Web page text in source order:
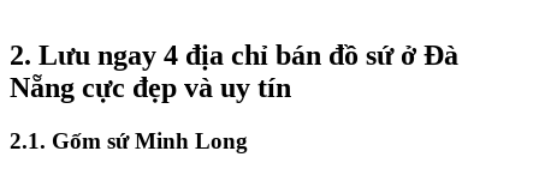
2. Lưu ngay 4 địa chỉ bán đồ sứ ở Đà
Nẵng cực đẹp và uy tín
2.1. Gốm sứ Minh Long